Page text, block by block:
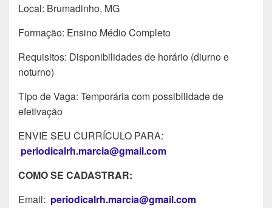
Local: Brumadinho, MG
Formação: Ensino Médio Completo
Requisitos: Disponibilidades de horário (diurno e
noturno)
Tipo de Vaga: Temporária com possibilidade de
efetivação
ENVIE SEU CURRÍCULO PARA:
periodicalrh.marcia@gmail.com
COMO SE CADASTRAR:
Email: periodicalrh.marcia@gmail.com